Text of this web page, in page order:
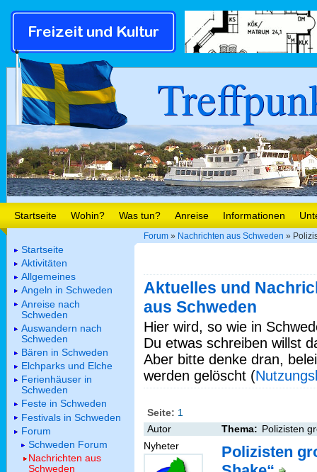
Startseite Wohin? Was tun? Anreise Informationen
Forum » Nachrichten aus Schweden »
Aktuelles und
aus Schweden
Hier wird, so wie in
Du etwas schreiben willst
Aber bitte denke dran,
werden gelöscht (
Seite: 1
Autor
Thema: Polizisten
Nyheter
Polizisten
Startseite
Aktivitäten
Allgemeines
Angeln in Schweden
Anreise nach
Schweden
Auswandern nach
Schweden
Bären in Schweden
Elchparks und Elche
Ferienhäuser in
Schweden
Feste in Schweden
Festivals in Schweden
Forum
Schweden Forum
Nachrichten aus
Schweden